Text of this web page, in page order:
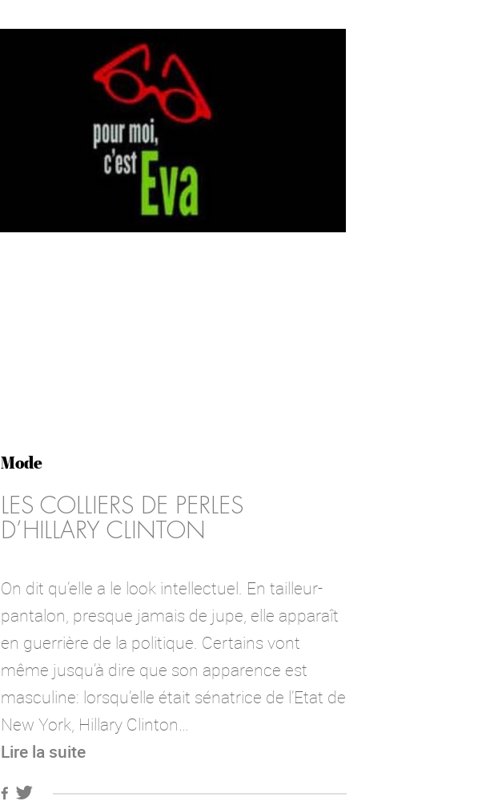
Mode
LES COLLIERS DE PERLES
D’HILLARY CLINTON
On dit qu’elle a le look intellectuel. En tailleur-
pantalon, presque jamais de jupe, elle apparaît
en guerrière de la politique. Certains vont
même jusqu’à dire que son apparence est
masculine: lorsqu’elle était sénatrice de l’Etat de
New York, Hillary Clinton…
Lire la suite